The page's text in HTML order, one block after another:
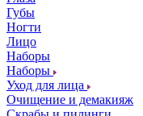
Губы
Ногти
Лицо
Наборы
Наборы
Уход для лица
Очищение и демакияж